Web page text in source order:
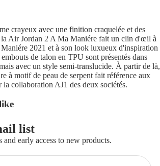
crayeux avec une finition craquelée et des
la Air Jordan 2 A Ma Maniére fait un clin d'œil à
2021 et à son look luxueux d'inspiration
de talon en TPU sont présentés dans
avec un style semi-translucide. À partir de là,
à motif de peau de serpent fait référence aux
la collaboration AJ1 des deux sociétés.
list
and early access to new products.